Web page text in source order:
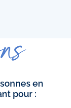
en
pour :